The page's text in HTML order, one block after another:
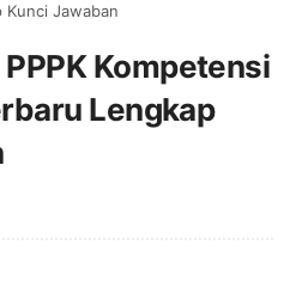
Kunci Jawaban
Kompetensi
Lengkap